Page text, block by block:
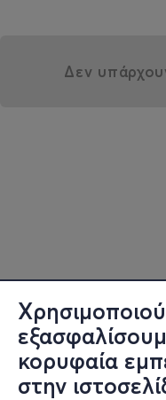
κορυφαία
στην
Δεν